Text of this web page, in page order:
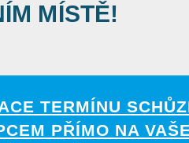
MÍSTĚ!
TERMÍNU
PŘÍMO NA